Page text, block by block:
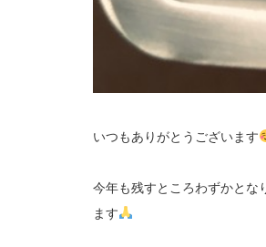
いつもありがとうございます
今年も残すところわずかとな
ます